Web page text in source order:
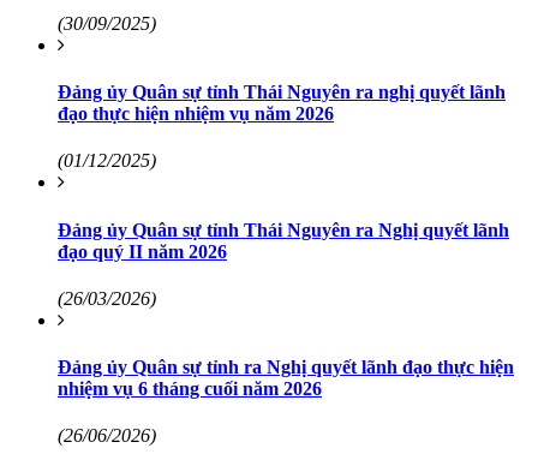
(30/09/2025)
Đảng ủy Quân sự tỉnh Thái Nguyên ra nghị quyết lãnh
đạo thực hiện nhiệm vụ năm 2026
(01/12/2025)
Đảng ủy Quân sự tỉnh Thái Nguyên ra Nghị quyết lãnh
đạo quý II năm 2026
(26/03/2026)
Đảng ủy Quân sự tỉnh ra Nghị quyết lãnh đạo thực hiện
nhiệm vụ 6 tháng cuối năm 2026
(26/06/2026)